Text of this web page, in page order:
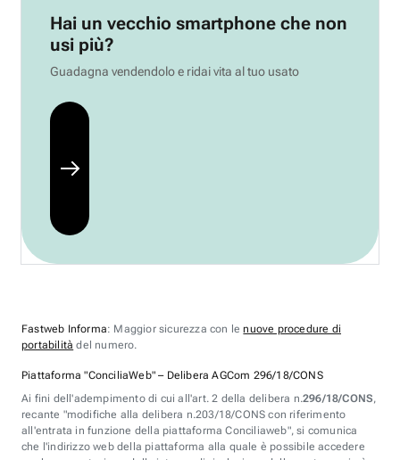
Hai un vecchio smartphone che non
usi più?
Guadagna vendendolo e ridai vita al tuo usato
Fastweb Informa: Maggior sicurezza con lenuove procedure di
portabilità del numero.
Piattaforma "ConciliaWeb" – Delibera AGCom 296/18/CONS
Ai fini dell'adempimento di cui all'art. 2 della delibera n.296/18/CONS,
recante "modifiche alla delibera n.203/18/CONS con riferimento
all'entrata in funzione della piattaforma Conciliaweb", si comunica
che l'indirizzo web della piattaforma alla quale è possibile accedere